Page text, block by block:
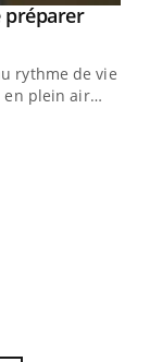
préparer
rythme de vie !
en plein air…